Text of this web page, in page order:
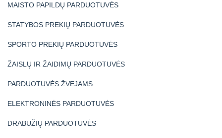
MAISTO PAPILDŲ PARDUOTUVĖS
STATYBOS PREKIŲ PARDUOTUVĖS
SPORTO PREKIŲ PARDUOTUVĖS
ŽAISLŲ IR ŽAIDIMŲ PARDUOTUVĖS
PARDUOTUVĖS ŽVEJAMS
ELEKTRONINĖS PARDUOTUVĖS
DRABUŽIŲ PARDUOTUVĖS